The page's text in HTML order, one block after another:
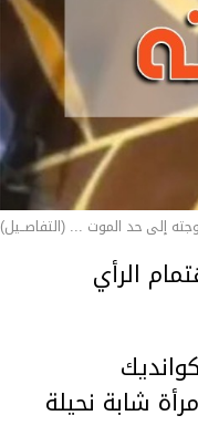
إلى حد الموت ... (التفاصــيل)
الرأي
شابة نحيلة